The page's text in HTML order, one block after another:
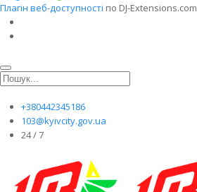
Плагін веб-доступності по DJ-Extensions.com
+380442345186
103@kyivcity.gov.ua
24 / 7